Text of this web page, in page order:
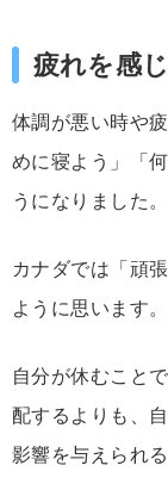
疲れを感じ
体調が悪い時や
めに寝よう」「何
う に なり ま した。
カナダでは「頑
よう に思い ます。
自分が休むことで
配する より も、
影響を与 え られる